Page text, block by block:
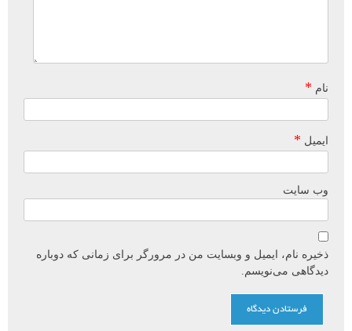
نام *
ایمیل *
وب‌ سایت
ذخیره نام، ایمیل و وبسایت من در مرورگر برای زمانی که دوباره
دیدگاهی می‌نویسم.